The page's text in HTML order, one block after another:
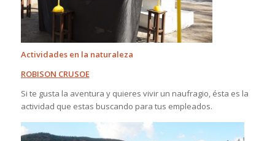
Actividades en la naturaleza
ROBISON CRUSOE
Si te gusta la aventura y quieres vivir un naufragio, ésta es la
actividad que estas buscando para tus empleados.